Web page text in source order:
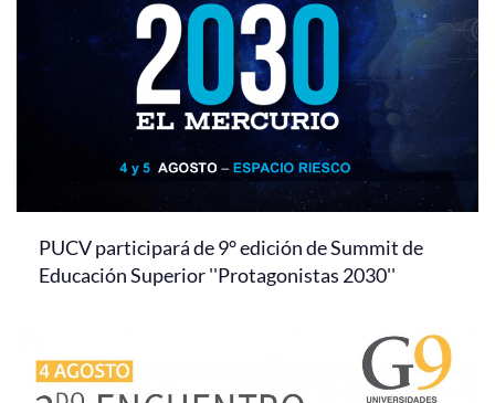
PUCV participará de 9° edición de Summit de
Educación Superior ''Protagonistas 2030''